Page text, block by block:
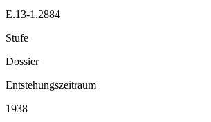
E.13-1.2884
Stufe
Dossier
Entstehungszeitraum
1938